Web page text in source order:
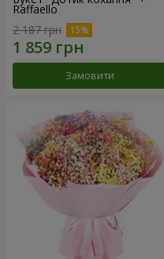
Raffaello
2 187 грн
Замовити